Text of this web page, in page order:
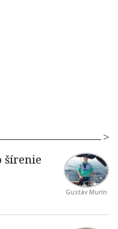
Gustáv Murín